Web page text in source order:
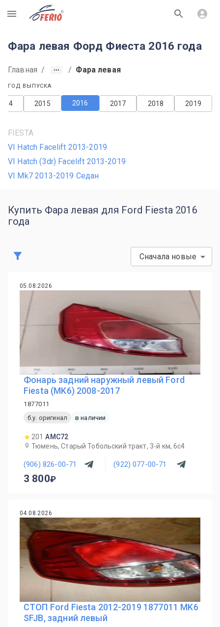
R
Фара левая Форд Фиеста 2016 года
Главная / / Фара левая
ГОД ВЫПУСКА
2019
2018
2017
2016
2015
FIESTA
VI Hatch Facelift 2013-2019
VI Hatch (3dr) Facelift 2013-2019
VI Mk7 2013-2019 Седан
Купить Фара левая для Ford Fiesta 2016
года
Сначала новые
05.08.2026
Фонарь задний наружный левый Ford
Fiesta (MK6) 2008-2017
1877011
б.у. оригинал
в наличии
201 AMC72
Тюмень, Старый Тобольский тракт, 3-й км, 6с4
(906) 826-00-71 (922) 077-00-71
3 800
04.08.2026
СТОП Ford Fiesta 2012-2019 1877011 MK6
SFJB, задний левый